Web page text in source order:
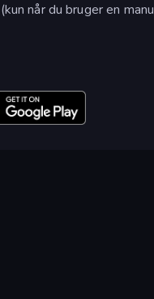
når du bruger en